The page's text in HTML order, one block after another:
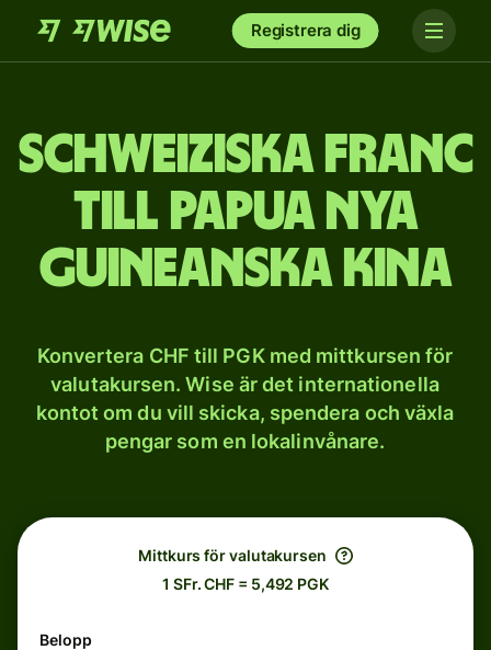
Registrera dig
Schweiziska franc
till Papua Nya
Guineanska kina
Konvertera CHF till PGK med mittkursen för
valutakursen. Wise är det internationella
kontot om du vill skicka, spendera och växla
pengar som en lokalinvånare.
Mittkurs för valutakursen
1 SFr. CHF = 5,492 PGK
Belopp